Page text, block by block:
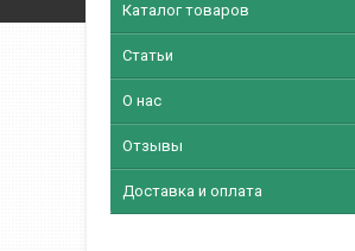
Каталог товаров
Статьи
О нас
Отзывы
Доставка и оплата